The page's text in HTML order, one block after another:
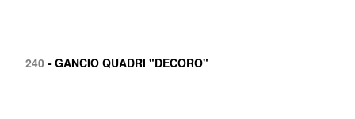
240- GANCIO QUADRI "DECORO"